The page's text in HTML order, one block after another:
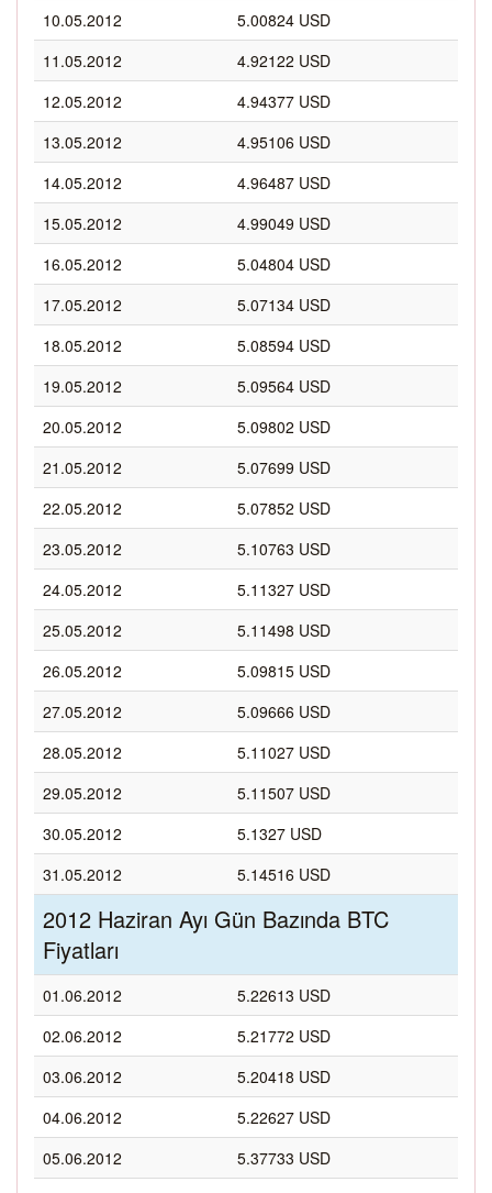
10.05.2012
5.00824 USD
11.05.2012
4.92122 USD
12.05.2012
4.94377 USD
13.05.2012
4.95106 USD
14.05.2012
4.96487 USD
15.05.2012
4.99049 USD
16.05.2012
5.04804 USD
17.05.2012
5.07134 USD
18.05.2012
5.08594 USD
19.05.2012
5.09564 USD
20.05.2012
5.09802 USD
21.05.2012
5.07699 USD
22.05.2012
5.07852 USD
23.05.2012
5.10763 USD
24.05.2012
5.11327 USD
25.05.2012
5.11498 USD
26.05.2012
5.09815 USD
27.05.2012
5.09666 USD
28.05.2012
5.11027 USD
29.05.2012
5.11507 USD
30.05.2012
5.1327 USD
31.05.2012
5.14516 USD
2012 Haziran Ayı Gün Bazında BTC
Fiyatları
01.06.2012
5.22613 USD
02.06.2012
5.21772 USD
03.06.2012
5.20418 USD
04.06.2012
5.22627 USD
05.06.2012
5.37733 USD